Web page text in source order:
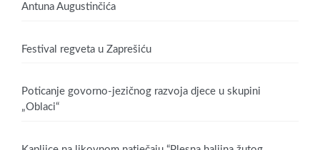
Antuna Augustinčića
Festival regveta u Zaprešiću
Poticanje govorno-jezičnog razvoja djece u skupini
„Oblaci“